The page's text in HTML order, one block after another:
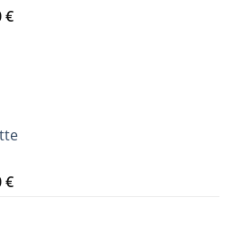
9,20 €
€Il
€Il